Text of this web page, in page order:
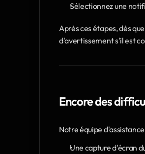
Sélectionnez une
Après ces étapes, dès
d'avertissement s'il est
Encore des
Notre équipe
Une capture d'écran